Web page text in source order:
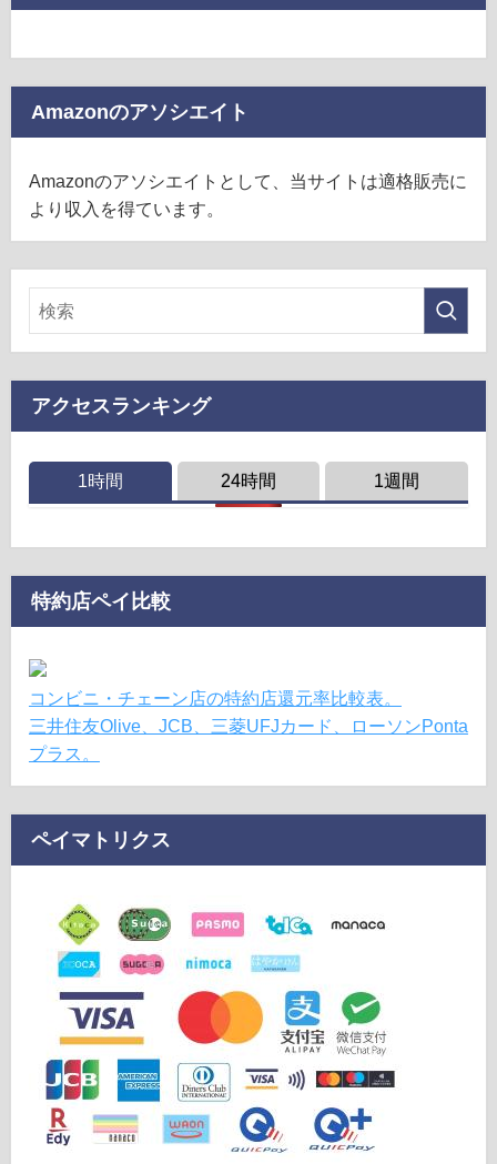
Amazonのアソシエイト
Amazonのアソシエイトとして、当サイトは適格販売に
より収入を得ています。
アクセスランキング
1時間 24時間 1週間
特約店ペイ比較
コンビニ・チェーン店の特約店還元率比較表。
三井住友Olive、JCB、三菱UFJカード、ローソンPonta
プラス。
ペイマトリクス